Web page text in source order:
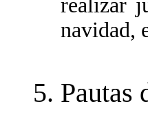
realizar
navidad,
5. Pautas